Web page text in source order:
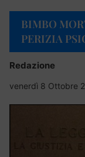
BIMBO
PERIZIA
Redazione
venerdì 8 Ottobre